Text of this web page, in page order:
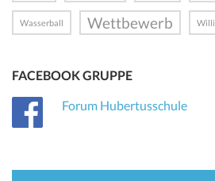
Wasserball Wettbewerb
FACEBOOK GRUPPE
Forum Hubertusschule